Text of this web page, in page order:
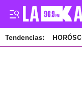
Tendencias: